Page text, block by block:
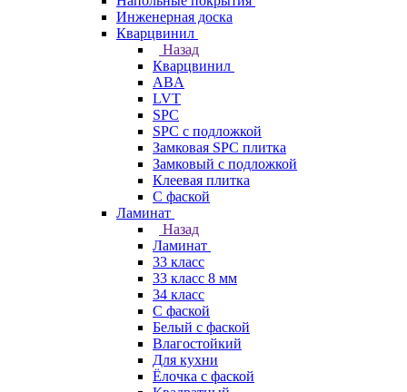
Инженерная доска
Кварцвинил
Назад
Кварцвинил
ABA
LVT
SPC
SPC с подложкой
Замковая SPC плитка
Замковый с подложкой
Клеевая плитка
С фаской
Ламинат
Назад
Ламинат
33 класс
33 класс 8 мм
34 класс
C фаской
Белый с фаской
Влагостойкий
Для кухни
Ёлочка с фаской